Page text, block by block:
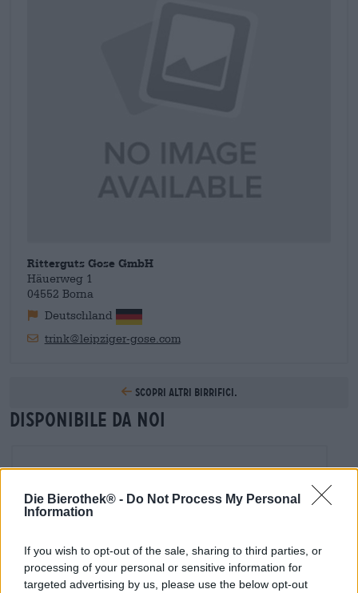
Die Bierothek® - Do Not Process My Personal
Information
If you wish to opt-out of the sale, sharing to third parties, or
processing of your personal or sensitive information for
targeted advertising by us, please use the below opt-out
Ritterguts Gose GmbH
Häuerweg 1
04552 Borna
Deutschland
trink@leipziger-gose.com
Scopri altri birrifici.
Disponibile da noi